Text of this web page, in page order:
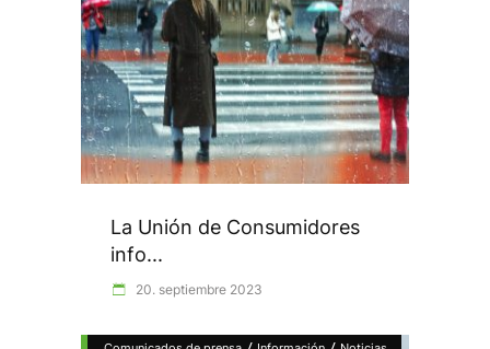
La Unión de Consumidores
info...
20. septiembre 2023